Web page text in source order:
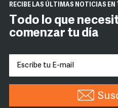
RECIBE LAS ÚLTIMAS NOTICIAS EN
Todo lo que
comenzar tu día